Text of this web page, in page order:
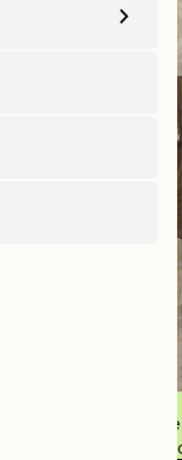
Cet
accueillir des